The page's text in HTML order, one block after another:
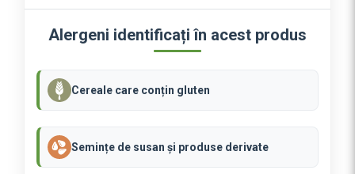
Alergeni identificați în acest produs
Cereale care conțin gluten
Semințe de susan și produse derivate